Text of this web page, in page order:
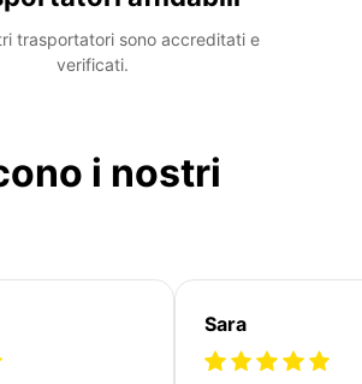
trasportatori sono accreditati e
verificati.
i nostri
Sara